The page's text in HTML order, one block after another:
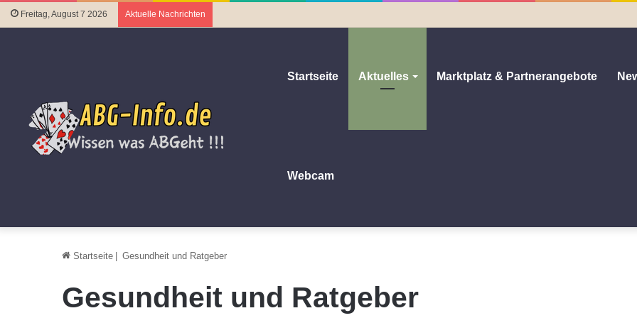
Freitag, August 7 2026 Aktuelle Nachrichten
Startseite Aktuelles Marktplatz & Partnerangebote
Webcam
Startseite Gesundheit und Ratgeber
Gesundheit und Ratgeber